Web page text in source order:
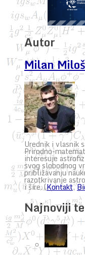
Autor
Milan
Urednik i vlasnik
Prirodno-
interesuje
svog slobodnog
približavanju
razotkrivanje
i šire. (Kontakt,
Najnoviji